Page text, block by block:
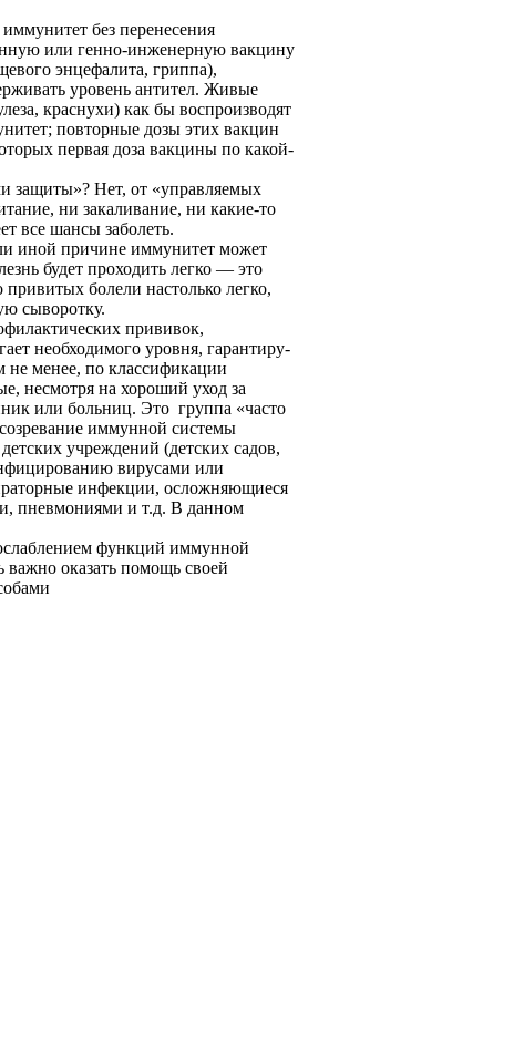
без перенесения
или генно-инженерную вакцину
энцефалита, гриппа),
уровень анти­тел. Живые
краснухи) как бы воспроизводят
повторные дозы этих вакцин
первая доза вакцины по какой-
защиты»? Нет, от «управляемых
ни закаливание, ни ка­кие-то
все шансы заболеть.
иной причине иммунитет может
будет проходить легко — это
болели настолько легко,
сыворотку.
прививок,
необходимого уровня, гарантиру­
менее, по классификации
несмотря на хороший уход за
или больниц. Это группа «часто
иммун­ной системы
учреждений (детских садов,
вирусами или
инфекции, осложняющиеся
пневмониями и т.д. В данном
функций иммунной
оказать помощь своей